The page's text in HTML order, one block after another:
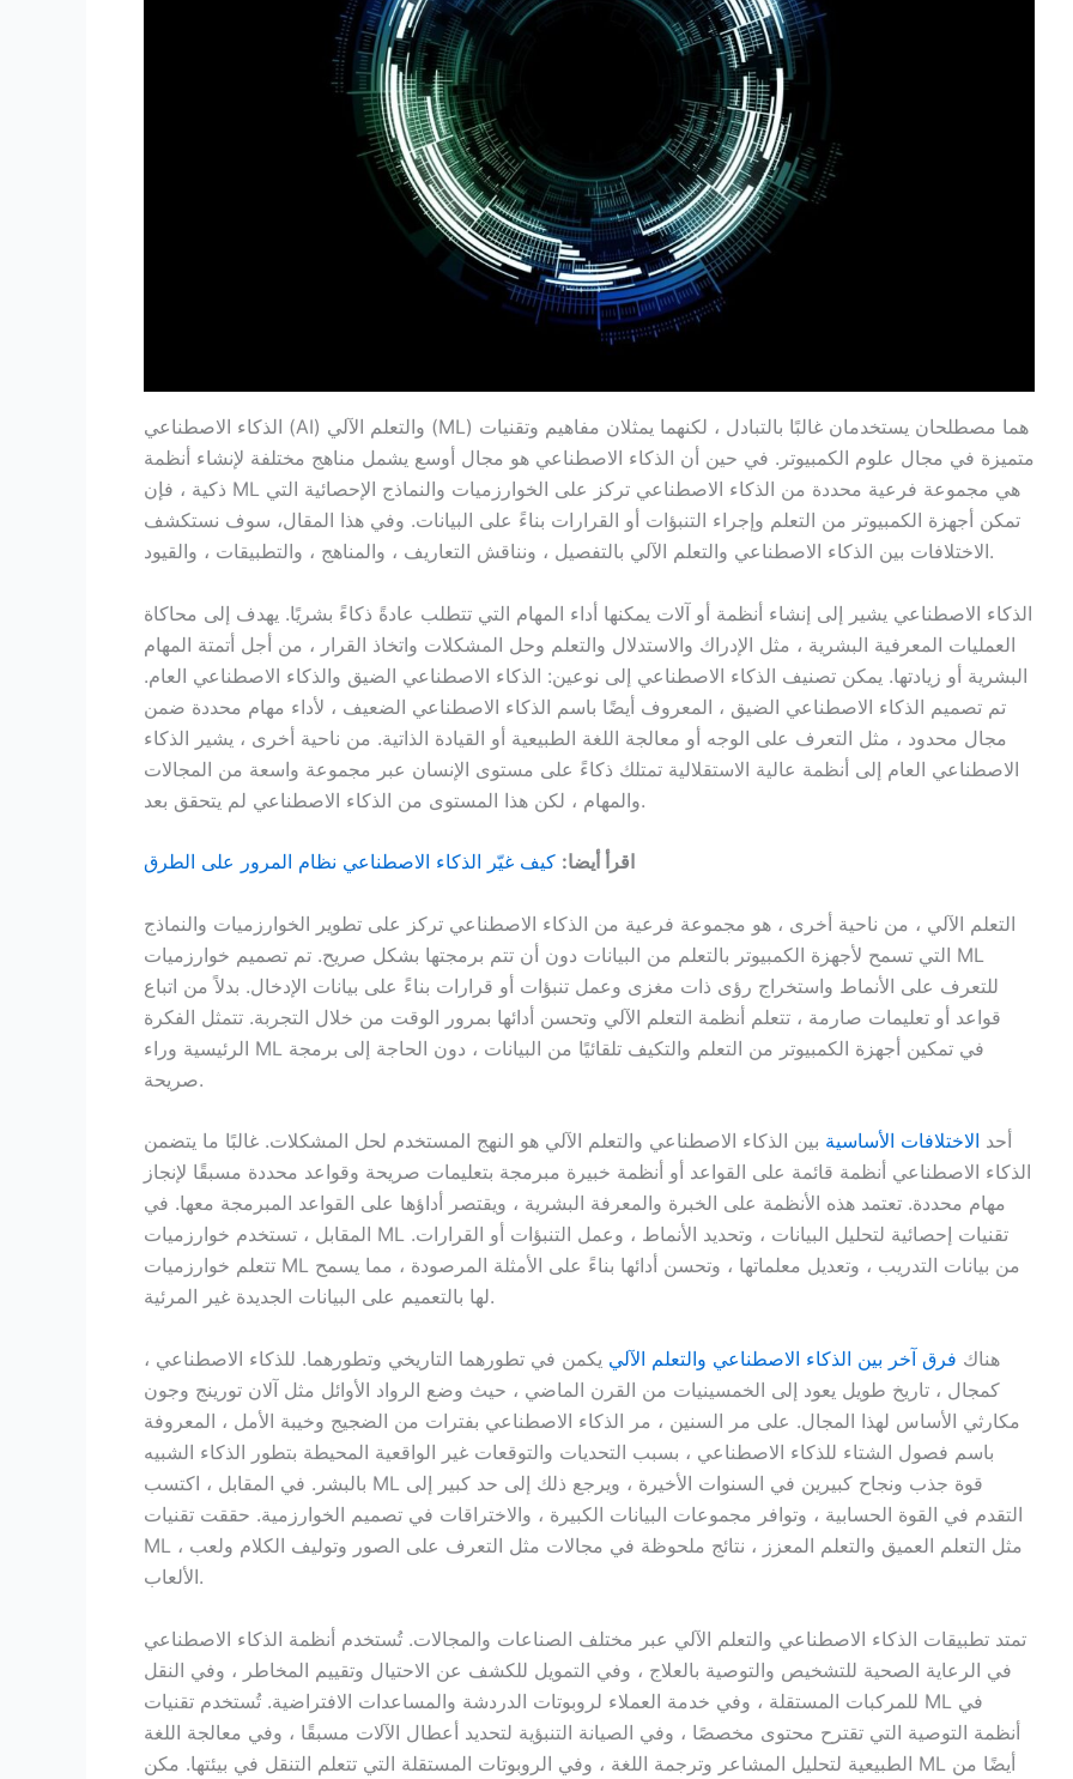
الذكاء الاصطناعي (AI) والتعلم الآلي (ML) هما مصطلحان يستخدمان غالبًا بالتبادل ، لكنهما يمثلان مفاهيم وتقنيات
متميزة في مجال علوم الكمبيوتر. في حين أن الذكاء الاصطناعي هو مجال أوسع يشمل مناهج مختلفة لإنشاء أنظمة
ذكية ، فإن ML هي مجموعة فرعية محددة من الذكاء الاصطناعي تركز على الخوارزميات والنماذج الإحصائية التي
تمكن أجهزة الكمبيوتر من التعلم وإجراء التنبؤات أو القرارات بناءً على البيانات. وفي هذا المقال، سوف نستكشف
الاختلافات بين الذكاء الاصطناعي والتعلم الآلي بالتفصيل ، ونناقش التعاريف ، والمناهج ، والتطبيقات ، والقيود.
الذكاء الاصطناعي يشير إلى إنشاء أنظمة أو آلات يمكنها أداء المهام التي تتطلب عادةً ذكاءً بشريًا. يهدف إلى محاكاة
العمليات المعرفية البشرية ، مثل الإدراك والاستدلال والتعلم وحل المشكلات واتخاذ القرار ، من أجل أتمتة المهام
البشرية أو زيادتها. يمكن تصنيف الذكاء الاصطناعي إلى نوعين: الذكاء الاصطناعي الضيق والذكاء الاصطناعي العام.
تم تصميم الذكاء الاصطناعي الضيق ، المعروف أيضًا باسم الذكاء الاصطناعي الضعيف ، لأداء مهام محددة ضمن
مجال محدود ، مثل التعرف على الوجه أو معالجة اللغة الطبيعية أو القيادة الذاتية. من ناحية أخرى ، يشير الذكاء
الاصطناعي العام إلى أنظمة عالية الاستقلالية تمتلك ذكاءً على مستوى الإنسان عبر مجموعة واسعة من المجالات
والمهام ، لكن هذا المستوى من الذكاء الاصطناعي لم يتحقق بعد.
اقرأ أيضا: كيف غيّر الذكاء الاصطناعي نظام المرور على الطرق
التعلم الآلي ، من ناحية أخرى ، هو مجموعة فرعية من الذكاء الاصطناعي تركز على تطوير الخوارزميات والنماذج
التي تسمح لأجهزة الكمبيوتر بالتعلم من البيانات دون أن تتم برمجتها بشكل صريح. تم تصميم خوارزميات ML
للتعرف على الأنماط واستخراج رؤى ذات مغزى وعمل تنبؤات أو قرارات بناءً على بيانات الإدخال. بدلاً من اتباع
قواعد أو تعليمات صارمة ، تتعلم أنظمة التعلم الآلي وتحسن أدائها بمرور الوقت من خلال التجربة. تتمثل الفكرة
الرئيسية وراء ML في تمكين أجهزة الكمبيوتر من التعلم والتكيف تلقائيًا من البيانات ، دون الحاجة إلى برمجة
صريحة.
أحد الاختلافات الأساسية بين الذكاء الاصطناعي والتعلم الآلي هو النهج المستخدم لحل المشكلات. غالبًا ما يتضمن
الذكاء الاصطناعي أنظمة قائمة على القواعد أو أنظمة خبيرة مبرمجة بتعليمات صريحة وقواعد محددة مسبقًا لإنجاز
مهام محددة. تعتمد هذه الأنظمة على الخبرة والمعرفة البشرية ، ويقتصر أداؤها على القواعد المبرمجة معها. في
المقابل ، تستخدم خوارزميات ML تقنيات إحصائية لتحليل البيانات ، وتحديد الأنماط ، وعمل التنبؤات أو القرارات.
تتعلم خوارزميات ML من بيانات التدريب ، وتعديل معلماتها ، وتحسن أدائها بناءً على الأمثلة المرصودة ، مما يسمح
لها بالتعميم على البيانات الجديدة غير المرئية.
هناك فرق آخر بين الذكاء الاصطناعي والتعلم الآلي يكمن في تطورهما التاريخي وتطورهما. للذكاء الاصطناعي ،
كمجال ، تاريخ طويل يعود إلى الخمسينيات من القرن الماضي ، حيث وضع الرواد الأوائل مثل آلان تورينج وجون
مكارثي الأساس لهذا المجال. على مر السنين ، مر الذكاء الاصطناعي بفترات من الضجيج وخيبة الأمل ، المعروفة
باسم فصول الشتاء للذكاء الاصطناعي ، بسبب التحديات والتوقعات غير الواقعية المحيطة بتطور الذكاء الشبيه
بالبشر. في المقابل ، اكتسب ML قوة جذب ونجاح كبيرين في السنوات الأخيرة ، ويرجع ذلك إلى حد كبير إلى
التقدم في القوة الحسابية ، وتوافر مجموعات البيانات الكبيرة ، والاختراقات في تصميم الخوارزمية. حققت تقنيات
ML ، مثل التعلم العميق والتعلم المعزز ، نتائج ملحوظة في مجالات مثل التعرف على الصور وتوليف الكلام ولعب
الألعاب.
تمتد تطبيقات الذكاء الاصطناعي والتعلم الآلي عبر مختلف الصناعات والمجالات. تُستخدم أنظمة الذكاء الاصطناعي
في الرعاية الصحية للتشخيص والتوصية بالعلاج ، وفي التمويل للكشف عن الاحتيال وتقييم المخاطر ، وفي النقل
للمركبات المستقلة ، وفي خدمة العملاء لروبوتات الدردشة والمساعدات الافتراضية. تُستخدم تقنيات ML في
أنظمة التوصية التي تقترح محتوى مخصصًا ، وفي الصيانة التنبؤية لتحديد أعطال الآلات مسبقًا ، وفي معالجة اللغة
الطبيعية لتحليل المشاعر وترجمة اللغة ، وفي الروبوتات المستقلة التي تتعلم التنقل في بيئتها. مكن ML أيضًا من